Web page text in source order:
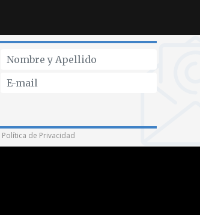
Política de Privacidad